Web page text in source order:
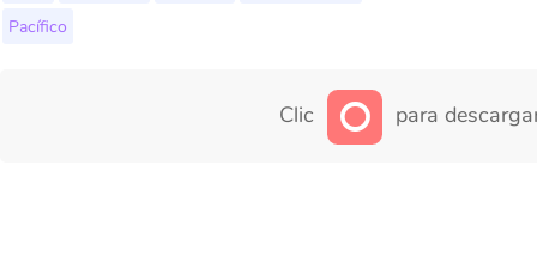
Pacífico
Clic para